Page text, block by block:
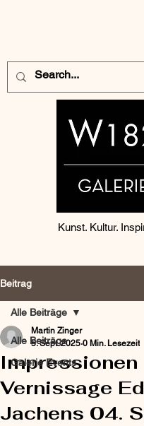
Kunst. Kultur.
Beitrag
Alle Beiträge
Galerie Events
Alle Beiträge
Impressionen
Vernissage
Jachens 04.
Martin Zinger
5. Sept. 2025 0 Min. Lesezeit